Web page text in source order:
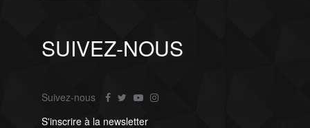
SUIVEZ-NOUS
Suivez-nous
S'inscrire à la newsletter